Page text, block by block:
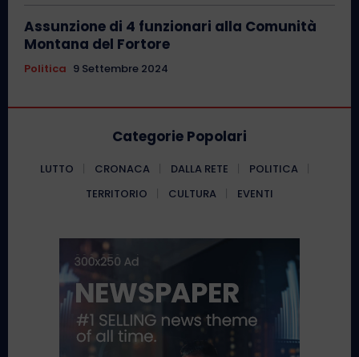
Assunzione di 4 funzionari alla Comunità
Montana del Fortore
Politica 9 Settembre 2024
Categorie Popolari
LUTTO CRONACA DALLA RETE
POLITICA
TERRITORIO
CULTURA EVENTI